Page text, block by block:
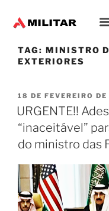
TAG: MINISTRO
EXTERIORES
18 DE FEVEREIRO
URGENTE!!
“inaceitável”
do ministro das